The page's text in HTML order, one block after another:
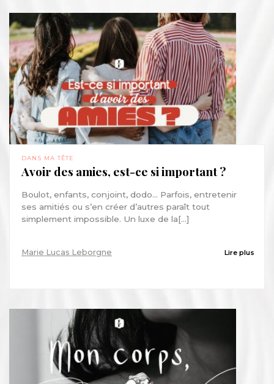
DANS MA TÊTE
Avoir des amies, est-ce si important ?
Boulot, enfants, conjoint, dodo… Parfois, entretenir
ses amitiés ou s’en créer d’autres paraît tout
simplement impossible. Un luxe de la[...]
Marie Lucas Leborgne Lire plus